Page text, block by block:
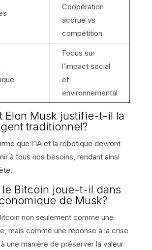
Coopération
accrue vs
compétition
Focus sur
l’impact social
et
environnemental
Elon Musk justifie-t-il la
traditionnel?
que l’IA et la robotique devront
à tous nos besoins, rendant ainsi
le Bitcoin joue-t-il dans
de Musk?
non seulement comme une
mais comme une réponse à la crise
une manière de préserver la valeur